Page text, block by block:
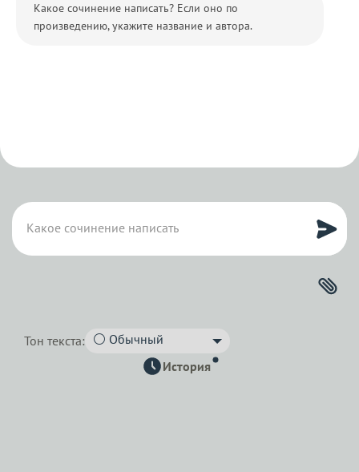
Какое сочинение написать? Если оно по
произведению, укажите название и автора.
Тон текста:
История